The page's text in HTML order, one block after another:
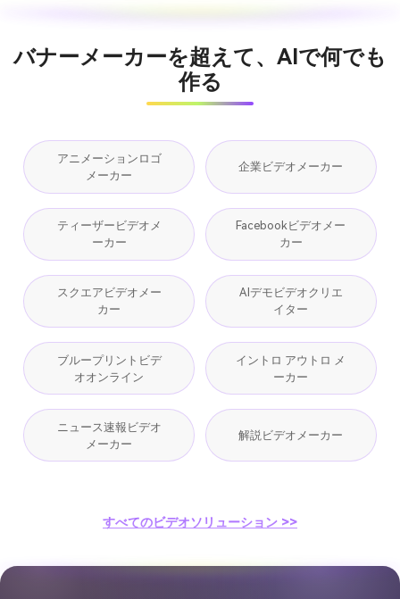
バナーメーカーを超えて、AIで何でも
作る
アニメーションロゴ
メーカー
企業ビデオメーカー
ティーザービデオメ
ーカー
Facebookビデオメー
カー
スクエアビデオメー
カー
AIデモビデオクリエ
イター
ブループリントビデ
オオンライン
イントロ アウトロ メ
ーカー
ニュース速報ビデオ
メーカー
解説ビデオメーカー
すべてのビデオソリューション >>